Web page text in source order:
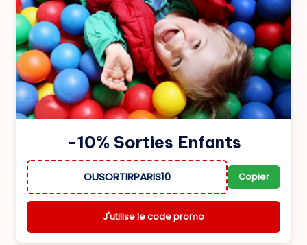
-10% Sorties Enfants
OUSORTIRPARIS10 Copier
J'utilise le code promo